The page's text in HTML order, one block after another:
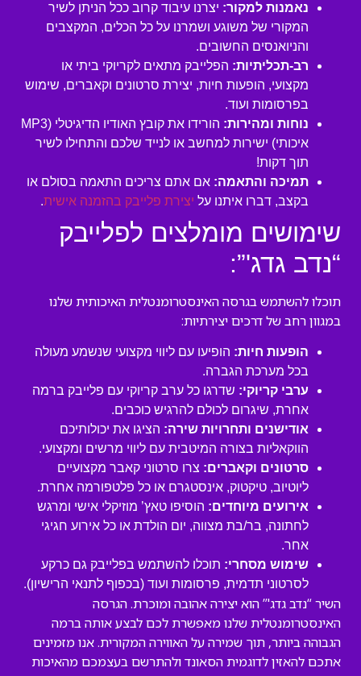
נאמנות למקור: יצרנו עיבוד קרוב ככל הניתן לשיר
המקורי של משוגע ושמרנו על כל הכלים, המקצבים
והניואנסים החשובים.
רב-תכליתיות: הפלייבק מתאים לקריוקי ביתי או
מקצועי, הופעות חיות, יצירת סרטונים וקאברים, שימוש
בפרסומות ועוד.
נוחות ומהירות:
הורידו את קובץ האודיו הדיגיטלי (MP3
איכותי) ישירות למחשב או לנייד שלכם והתחילו לשיר
תוך דקות!
תמיכה והתאמה: אם אתם צריכים התאמה בסולם או
בקצב, דברו איתנו על יצירת פלייבק בהזמנה אישית.
שימושים מומלצים לפלייבק
“נדב גדג'”:
תוכלו להשתמש בגרסה האינסטרומנטלית האיכותית שלנו
במגוון רחב של דרכים יצירתיות:
הופעות חיות: הופיעו עם ליווי מקצועי שנשמע מעולה
בכל מערכת הגברה.
ערבי קריוקי: שדרגו כל ערב קריוקי עם פלייבק ברמה
אחרת, שיגרום לכולם להרגיש כוכבים.
אודישנים ותחרויות שירה: הציגו את יכולותיכם
הווקאליות בצורה המיטבית עם ליווי מרשים ומקצועי.
סרטונים וקאברים: צרו סרטוני קאבר מקצועיים
ליוטיוב, טיקטוק, אינסטגרם או כל פלטפורמה אחרת.
אירועים מיוחדים: הוסיפו טאץ’ מוזיקלי אישי ומרגש
לחתונה, בר/בת מצווה, יום הולדת או כל אירוע חגיגי
אחר.
שימוש מסחרי: תוכלו להשתמש בפלייבק גם כרקע
לסרטוני תדמית, פרסומות ועוד (בכפוף לתנאי הרישיון).
השיר “נדב גדג'” הוא יצירה אהובה ומוכרת. הגרסה
האינסטרומנטלית שלנו מאפשרת לכם לבצע אותה ברמה
הגבוהה ביותר, תוך שמירה על האווירה המקורית. אנו מזמינים
אתכם להאזין לדוגמית הסאונד ולהתרשם בעצמכם מהאיכות